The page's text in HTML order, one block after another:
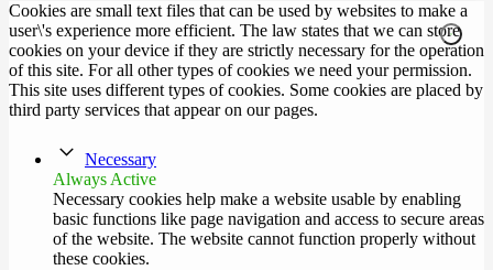
Cookies are small text files that can be used by websites to make a
user\'s experience more efficient. The law states that we can store
cookies on your device if they are strictly necessary for the operation
of this site. For all other types of cookies we need your permission.
This site uses different types of cookies. Some cookies are placed by
third party services that appear on our pages.
Necessary
Always Active
Necessary cookies help make a website usable by enabling
basic functions like page navigation and access to secure areas
of the website. The website cannot function properly without
these cookies.